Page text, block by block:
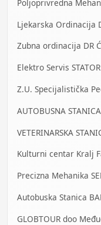
Poljoprivredna
Ljekarska Ordinacija
Zubna ordinacija DR
Elektro Servis
AUTOBUSNA
VETERINARSKA
Kulturni centar Kralj
Precizna Mehanika
Autobuska Stanica
GLOBTOUR doo